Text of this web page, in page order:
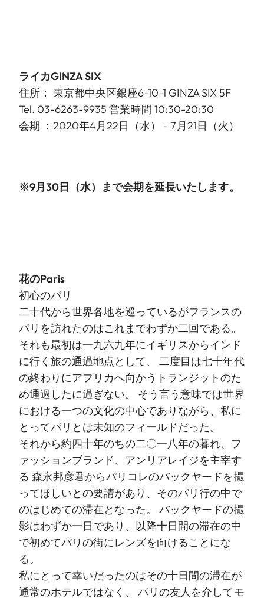
ライカGINZA SIX
住所： 東京都中央区銀座6-10-1 GINZA SIX 5F
Tel. 03-6263-9935 営業時間 10:30-20:30
会期 ：2020年4月22日（水） - 7月21日（火）
※9月30日（水）まで会期を延長いたします。
花のParis
初心のパリ
二十代から世界各地を巡っているがフランスの
パリを訪れたのはこれまでわずか二回である。
それも最初は一九六九年にイギリスからインド
に行く旅の通過地点として、 二度目は七十年代
の終わりにアフリカへ向かうトランジットのた
め通過したに過ぎない。 そう言う意味では世界
における一つの文化の中心でありながら、私に
とってパリとは未知のフィールドだった。
それから約四十年のちの二〇一八年の暮れ、フ
ァッションブランド、アンリアレイジを主宰す
る 森永邦彦君からパリコレのバックヤードを撮
ってほしいとの要請があり、そのパリ行の中で
のはじめての滞在となった。 バックヤードの撮
影はわずか一日であり、以降十日間の滞在の中
で初めてパリの街にレンズを向けることにな
る。
私にとって幸いだったのはその十日間の滞在が
通常のホテルではなく、 パリの友人を介してモ